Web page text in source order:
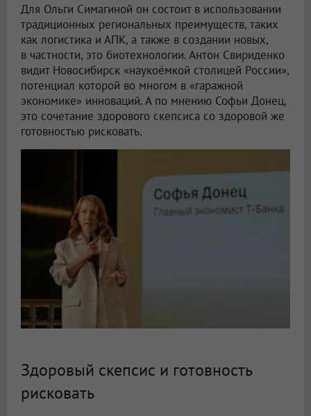
Для Ольги Симагиной он состоит в использовании
традиционных региональных преимуществ, таких
как логистика и АПК, а также в создании новых,
в частности, это биотехнологии. Антон Свириденко
видит Новосибирск «наукоёмкой столицей России»,
потенциал которой во многом в «гаражной
экономике» инноваций. А по мнению Софьи Донец,
это сочетание здорового скепсиса со здоровой же
готовностью рисковать.
Здоровый скепсис и готовность
рисковать